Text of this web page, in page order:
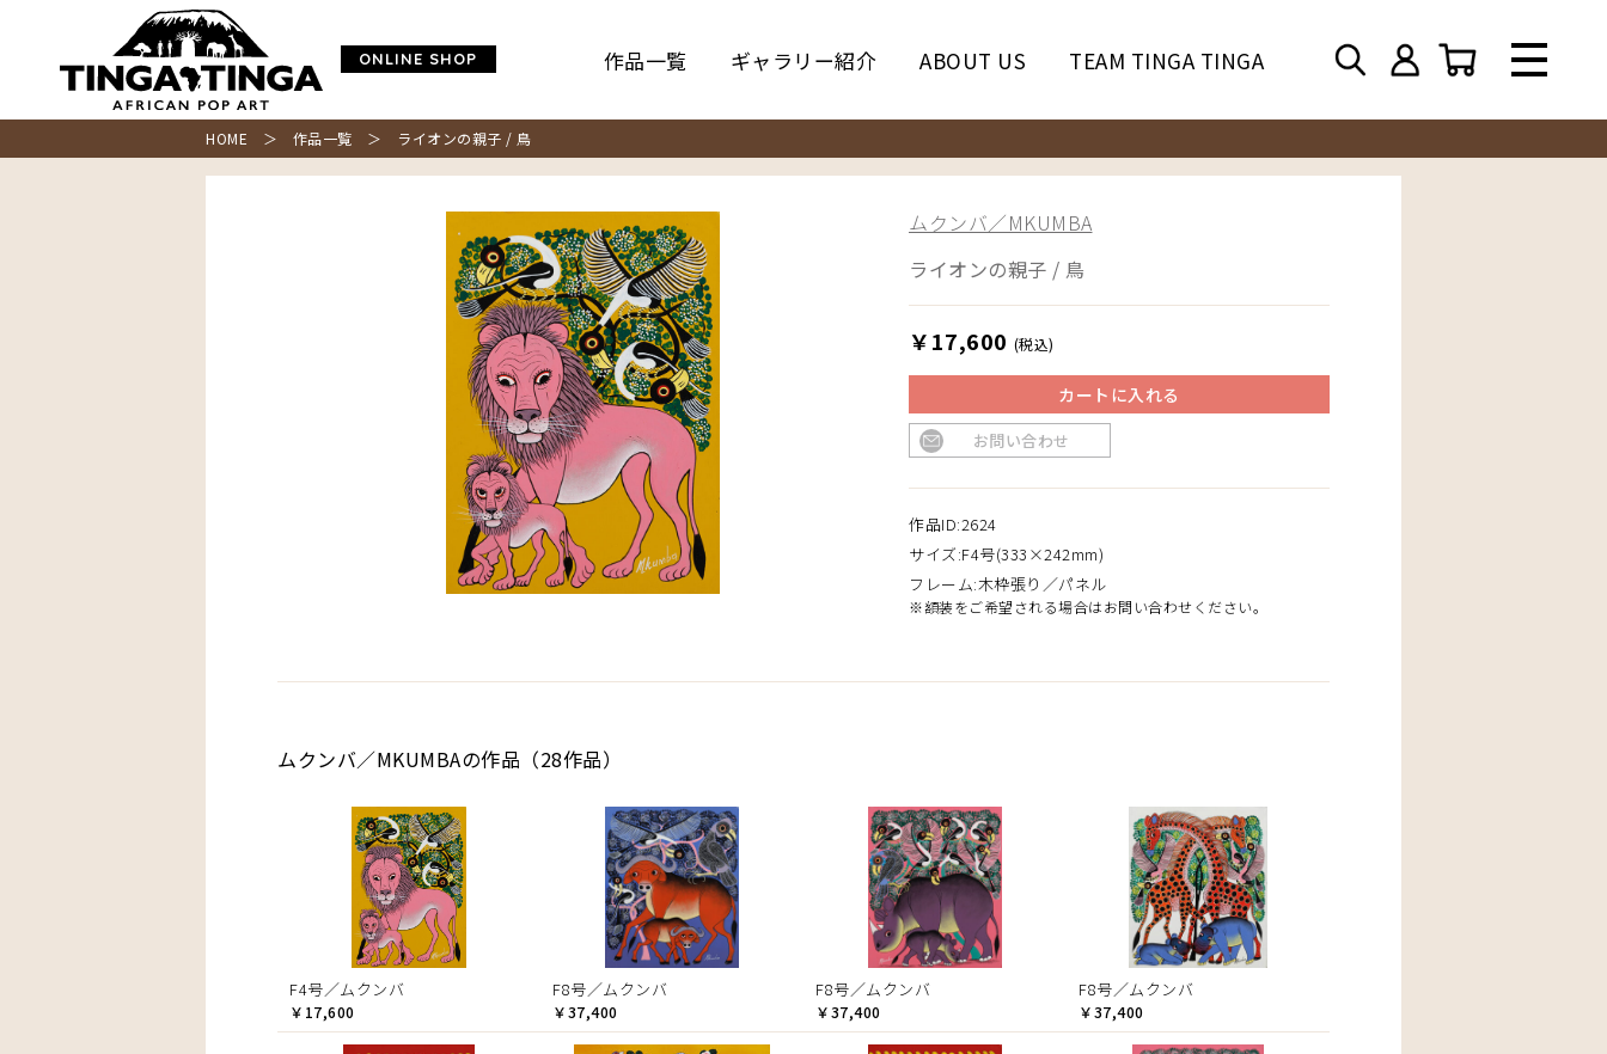
ONLINE SHOP 作品一覧 ギャラリー紹介 ABOUT US TEAM TINGA TINGA
HOME ＞ 作品一覧 ＞ ライオンの親子 / 鳥
ムクンバ／MKUMBA
ライオンの親子 / 鳥
￥17,600 (税込)
カートに入れる
お問い合わせ
作品ID:2624
サイズ:F4号(333×242mm)
フレーム:木枠張り／パネル
※額装をご希望される場合はお問い合わせください。
ムクンバ／MKUMBAの作品（28作品）
F4号／ムクンバ
￥17,600
F8号／ムクンバ
￥37,400
F8号／ムクンバ
￥37,400
F8号／ムクンバ
￥37,400